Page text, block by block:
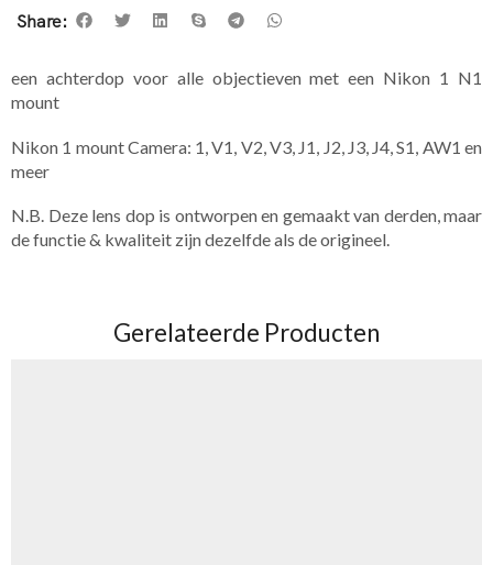
Share:
een achterdop voor alle objectieven met een Nikon 1 N1
mount
Nikon 1 mount Camera: 1, V1, V2, V3, J1, J2, J3, J4, S1, AW1 en
meer
N.B. Deze lens dop is ontworpen en gemaakt van derden, maar
de functie & kwaliteit zijn dezelfde als de origineel.
Gerelateerde Producten